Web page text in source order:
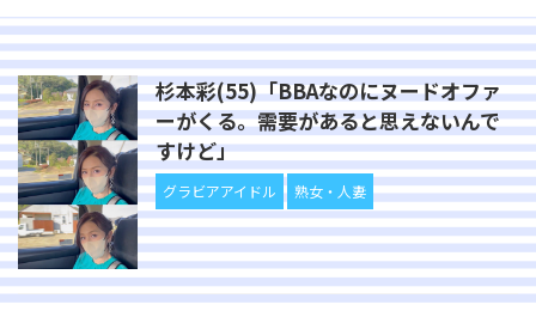
杉本彩(55)「BBAなのにヌードオファ
ーがくる。需要があると思えないんで
すけど」
グラビアアイドル 熟女・人妻